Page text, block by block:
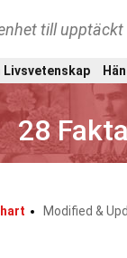
till upptäckt
Livsvetenskap
28
Modified &